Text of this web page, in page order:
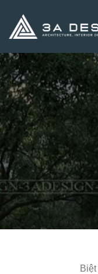
nội
dung